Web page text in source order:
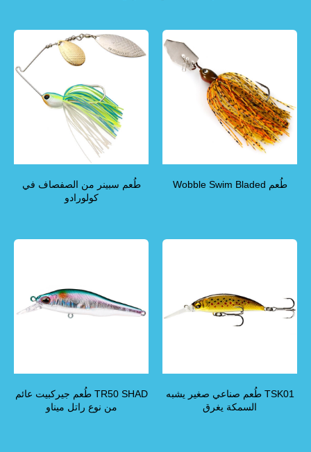
طُعم Wobble Swim Bladed
طُعم سبينر من الصفصاف في
كولورادو
TSK01 طُعم صناعي صغير يشبه
السمكة يغرق
TR50 SHAD طُعم جيركبيت عائم
من نوع راتل ميناو